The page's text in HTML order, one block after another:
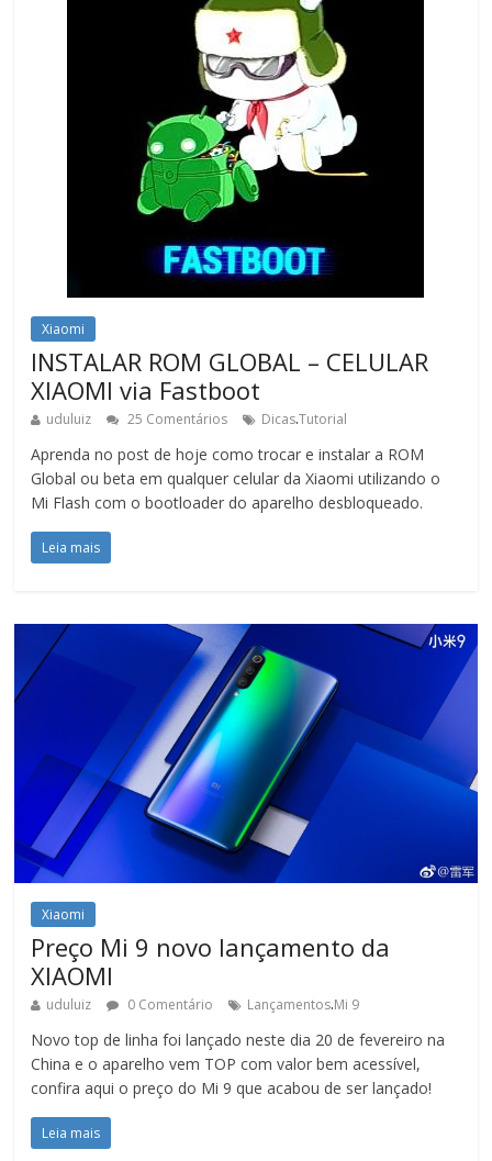
Xiaomi
INSTALAR ROM GLOBAL – CELULAR
XIAOMI via Fastboot
uduluiz 25 Comentários Dicas.Tutorial
Aprenda no post de hoje como trocar e instalar a ROM
Global ou beta em qualquer celular da Xiaomi utilizando o
Mi Flash com o bootloader do aparelho desbloqueado.
Leia mais
Xiaomi
Preço Mi 9 novo lançamento da
XIAOMI
uduluiz 0 Comentário Lançamentos.Mi 9
Novo top de linha foi lançado neste dia 20 de fevereiro na
China e o aparelho vem TOP com valor bem acessível,
confira aqui o preço do Mi 9 que acabou de ser lançado!
Leia mais